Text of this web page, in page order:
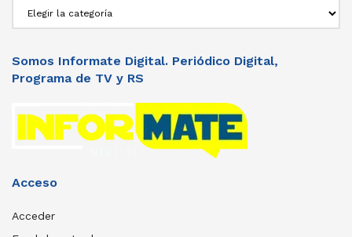
Somos Informate Digital. Periódico Digital,
Programa de TV y RS
Acceso
Acceder